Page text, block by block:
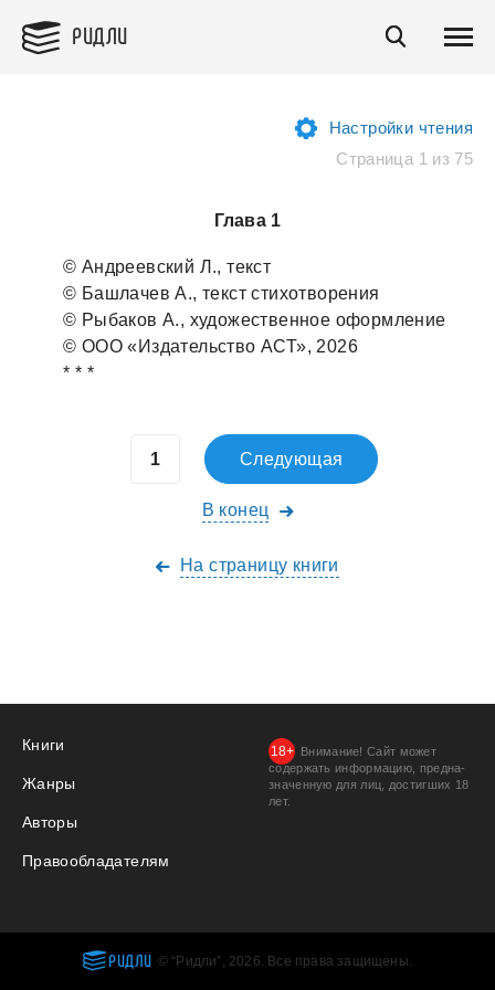
РИДЛИ
Настройки чтения
Страница 1 из 75
Глава 1
© Андреевский Л., текст
© Бaшлaчев А., текст стихотворения
© Рыбaков А., художественное оформление
© ООО «Издaтельство АСТ», 2026
* * *
Следующая
В конец
На страницу книги
Книги
Жанры
Авторы
Правообладателям
Внимание! Сайт может
содержать информацию, предна­
значенную для лиц, дости­гших 18
лет.
РИДЛИ © “Ридли”, 2026. Все права защищены.